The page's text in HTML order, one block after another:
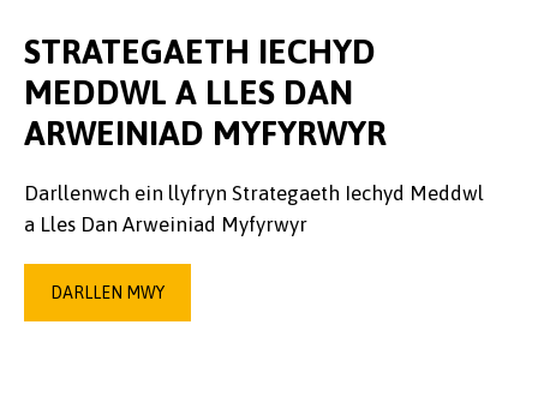
STRATEGAETH IECHYD
MEDDWL A LLES DAN
ARWEINIAD MYFYRWYR
Darllenwch ein llyfryn Strategaeth Iechyd Meddwl
a Lles Dan Arweiniad Myfyrwyr
DARLLEN MWY